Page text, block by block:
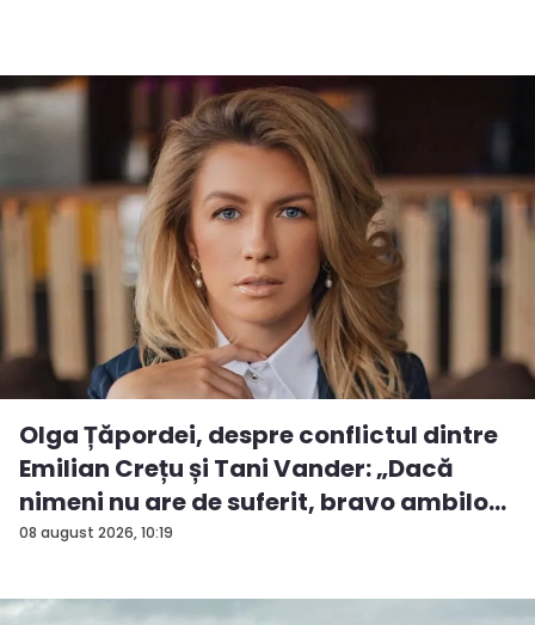
08 august 2026, 10:19
Olga Țăpordei, despre conflictul dintre
Emilian Crețu și Tani Vander: „Dacă
nimeni nu are de suferit, bravo ambilo...